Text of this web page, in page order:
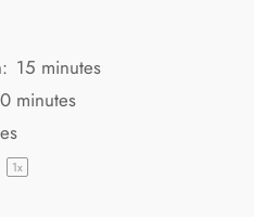
15 minutes
minutes
1x